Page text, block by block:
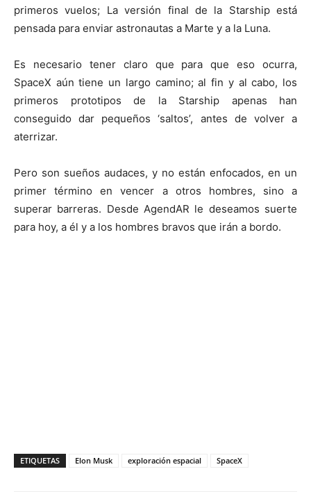
primeros vuelos; La versión final de la Starship está
pensada para enviar astronautas a Marte y a la Luna.
Es necesario tener claro que para que eso ocurra,
SpaceX aún tiene un largo camino; al fin y al cabo, los
primeros prototipos de la Starship apenas han
conseguido dar pequeños ‘saltos’, antes de volver a
aterrizar.
Pero son sueños audaces, y no están enfocados, en un
primer término en vencer a otros hombres, sino a
superar barreras. Desde AgendAR le deseamos suerte
para hoy, a él y a los hombres bravos que irán a bordo.
ETIQUETAS Elon Musk exploración espacial SpaceX